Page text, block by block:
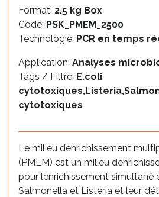
Format: 2.5 kg Box
Code: PSK_PMEM_2500
Technologie: PCR en temps
Application: Analyses
Tags / Filtre: E.coli
cytotoxiques
Le milieu denrichissement
(PMEM) est un milieu
pour lenrichissement simultané
Salmonella et Listeria et leur